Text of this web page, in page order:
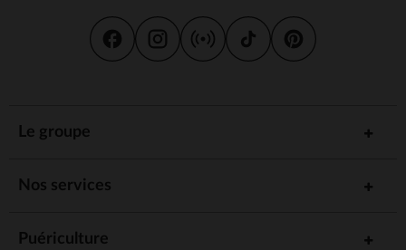
Le groupe
Nos services
Puériculture